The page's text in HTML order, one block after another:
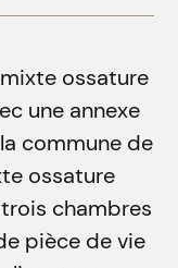
ossature
une annexe
commune de
ossature
chambres
pièce de vie